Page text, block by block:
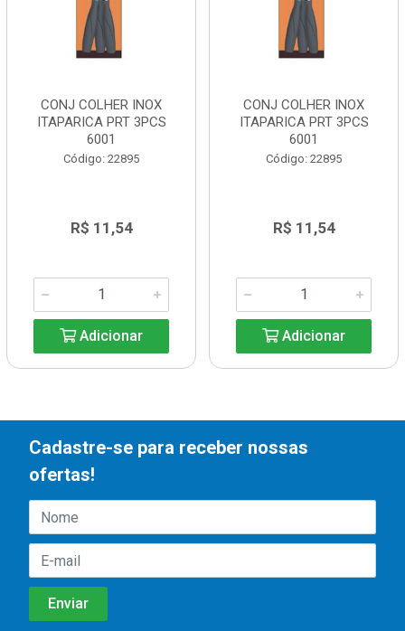
CONJ COLHER INOX
ITAPARICA PRT 3PCS
6001
Código: 22895
R$ 11,54
Adicionar
CONJ COLHER INOX
ITAPARICA PRT 3PCS
6001
Código: 22895
R$ 11,54
Adicionar
Cadastre-se para receber nossas
ofertas!